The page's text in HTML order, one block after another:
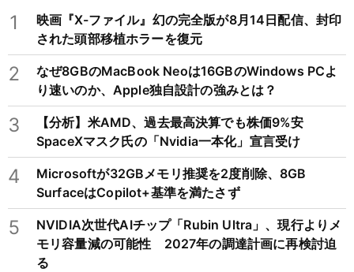
1
映画『X-ファイル』幻の完全版が8月14日配信、封印
された頭部移植ホラーを復元
2
なぜ8GBのMacBook Neoは16GBのWindows PCよ
り速いのか、Apple独自設計の強みとは？
3
【分析】米AMD、過去最高決算でも株価9%安
SpaceXマスク氏の「Nvidia一本化」宣言受け
4
Microsoftが32GBメモリ推奨を2度削除、8GB
SurfaceはCopilot+基準を満たさず
5
NVIDIA次世代AIチップ「Rubin Ultra」、現行よりメ
モリ容量減の可能性 2027年の調達計画に再検討迫
る